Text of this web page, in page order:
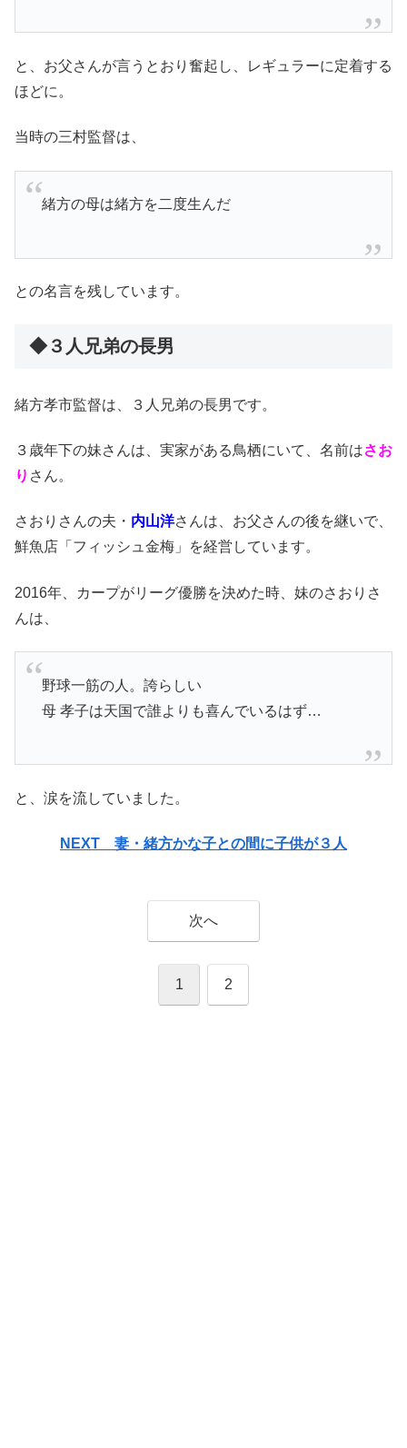
と、お父さんが言うとおり奮起し、レギュラーに定着する
ほどに。
当時の三村監督は、
緒方の母は緒方を二度生んだ
との名言を残しています。
◆３人兄弟の長男
緒方孝市監督は、３人兄弟の長男です。
３歳年下の妹さんは、実家がある鳥栖にいて、名前はさお
り さん。
さおりさんの夫・ 内山洋さんは、お父さんの後を継いで、
鮮魚店「フィッシュ金梅」を経営しています。
2016年、カープがリーグ優勝を決めた時、妹のさおりさ
んは、
野球一筋の人。誇らしい
母 孝子は天国で誰よりも喜んでいるはず…
と、涙を流していました。
NEXT 妻・緒方かな子との間に子供が３人
次へ
1 2